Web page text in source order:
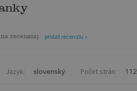
recenzia) pridať recenziu »
Jazyk: slovenský Počet strán: 112